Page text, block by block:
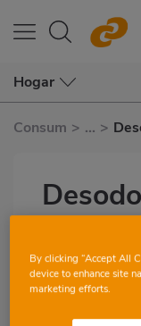
Hogar
Consum > ... >
apuro
Subtítulo
por Toñi
By clicking “Accept All
device to enhance site
marketing efforts.